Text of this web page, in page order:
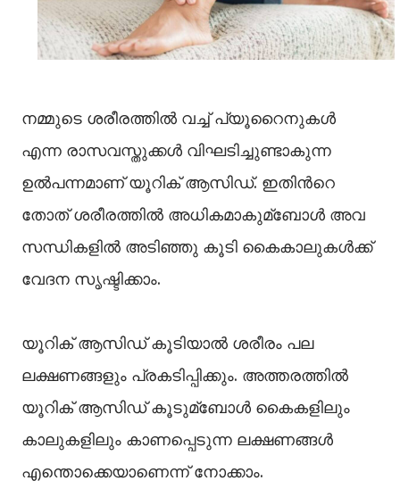
നമ്മുടെ ശരീരത്തില്‍ വച്ച്‌ പ്യൂറൈനുകള്‍
എന്ന രാസവസ്തുക്കള്‍ വിഘടിച്ചുണ്ടാകുന്ന
ഉല്‍പന്നമാണ് യൂറിക് ആസിഡ്. ഇതിന്‍റെ
തോത് ശരീരത്തില്‍ അധികമാകുമ്ബോള്‍ അവ
സന്ധികളില്‍ അടിഞ്ഞു കൂടി കൈകാലുകള്‍ക്ക്
വേദന സൃഷ്ടിക്കാം.
യൂറിക് ആസിഡ് കൂടിയാല്‍ ശരീരം പല
ലക്ഷണങ്ങളും പ്രകടിപ്പിക്കും. അത്തരത്തില്‍
യൂറിക് ആസിഡ് കൂടുമ്ബോള്‍ കൈകളിലും
കാലുകളിലും കാണപ്പെടുന്ന ലക്ഷണങ്ങള്‍
എന്തൊക്കെയാണെന്ന് നോക്കാം.